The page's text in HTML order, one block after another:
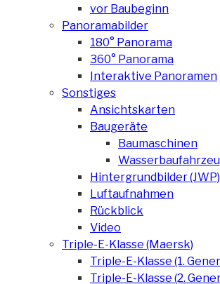
vor Baubeginn
Panoramabilder
180° Panorama
360° Panorama
Interaktive Panoramen
Sonstiges
Ansichtskarten
Baugeräte
Baumaschinen
Hintergrundbilder (JWP)
Luftaufnahmen
Rückblick
Video
Triple-E-Klasse (Maersk)
Triple-E-Klasse (1.
Triple-E-Klasse (2.